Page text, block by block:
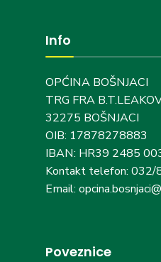
Info
OPĆINA BOŠNJACI
TRG FRA
32275 BOŠNJACI
OIB: 17878278883
IBAN: HR39 2485
Kontakt telefon:
Email:
Poveznice